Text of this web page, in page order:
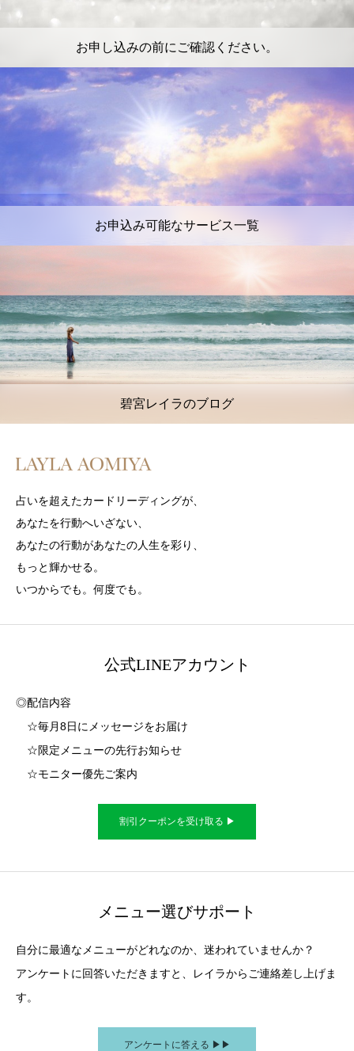
お申し込みの前にご確認ください。
お申込み可能なサービス一覧
碧宮レイラのブログ
占いを超えたカードリーディングが、
あなたを行動へいざない、
あなたの行動があなたの人生を彩り、
もっと輝かせる。
いつからでも。何度でも。
公式LINEアカウント
◎配信内容
☆毎月8日にメッセージをお届け
☆限定メニューの先行お知らせ
☆モニター優先ご案内
割引クーポンを受け取る ▶︎
メニュー選びサポート
自分に最適なメニューがどれなのか、迷われていませんか？
アンケートに回答いただきますと、レイラからご連絡差し上げま
す。
アンケートに答える ▶︎▶︎